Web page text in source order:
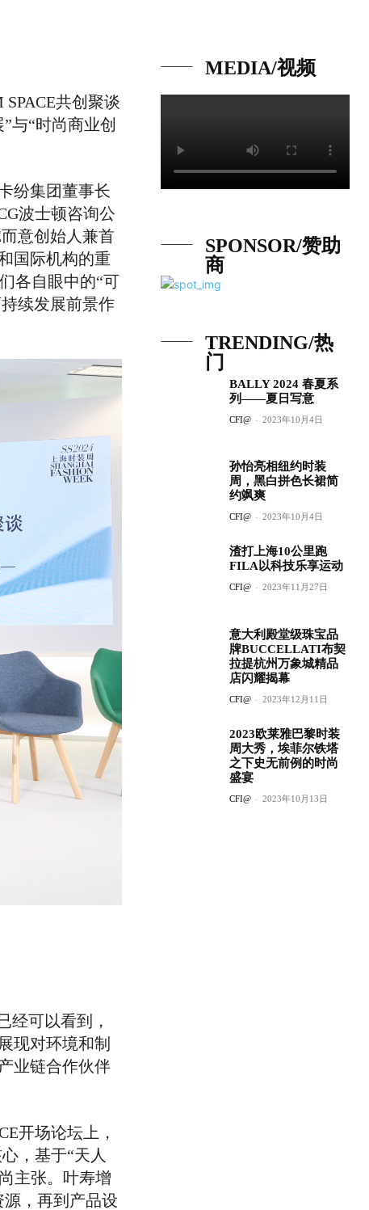
共创聚谈
与“时尚商业创
纷集团董事长
波士顿咨询公
意创始人兼首
国际机构的重
各自眼中的“可
续发展前景作
经可以看到，
现对环境和制
业链合作伙伴
开场论坛上，
，基于“天人
主张。叶寿增
，再到产品设
MEDIA/视频
SPONSOR/赞助
商
TRENDING/热
门
BALLY 2024 春夏系
列——夏日写意
CFI@ - 2023年10月4日
孙怡亮相纽约时装
周，黑白拼色长裙简
约飒爽
CFI@ - 2023年10月4日
渣打上海10公里跑
FILA以科技乐享运动
CFI@ - 2023年11月27日
意大利殿堂级珠宝品
牌BUCCELLATI布契
拉提杭州万象城精品
店闪耀揭幕
CFI@ - 2023年12月11日
2023欧莱雅巴黎时装
周大秀，埃菲尔铁塔
之下史无前例的时尚
盛宴
CFI@ - 2023年10月13日